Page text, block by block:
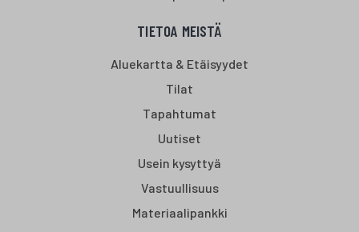
TIETOA MEISTÄ
Aluekartta & Etäisyydet
Tilat
Tapahtumat
Uutiset
Usein kysyttyä
Vastuullisuus
Materiaalipankki